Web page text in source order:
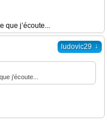
que j’écoute...
ludovic29 ↓
j’écoute...